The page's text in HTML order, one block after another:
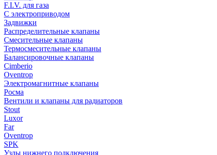
F.I.V. для газа
С электроприводом
Задвижки
Распределительные клапаны
Cмесительные клапаны
Термосмесительные клапаны
Балансировочные клапаны
Cimberio
Oventrop
Электромагнитные клапаны
Росма
Вентили и клапаны для радиаторов
Stout
Luxor
Far
Oventrop
SPK
Узлы нижнего подключения